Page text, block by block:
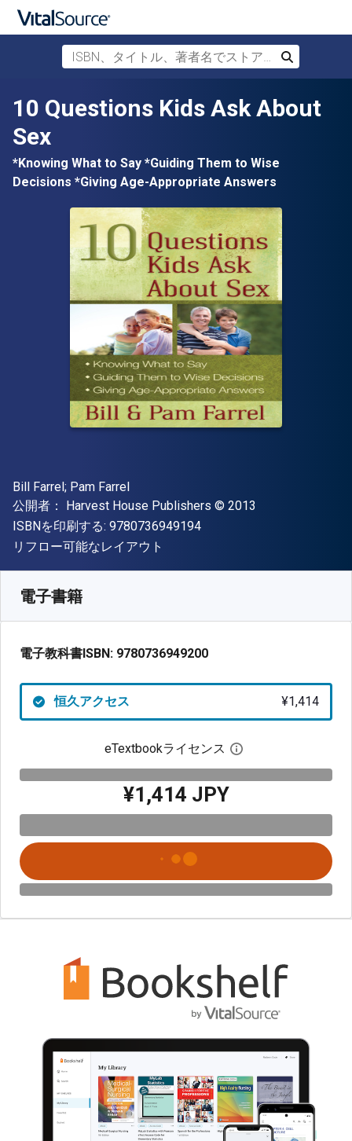
メインコンテンツへスキップ
ISBN、タイトル、著者名でストアを検索
検索
10 Questions Kids Ask About
Sex
*Knowing What to Say *Guiding Them to Wise
Decisions *Giving Age-Appropriate Answers
著者
Bill Farrel; Pam Farrel
出版社
公開者： Harvest House Publishers 著作権
© 2013
ISBNを印刷する: 9780736949194"ISBN-13 9780736949194"
形式
リフロー可能なレイアウト
電子書籍
電子教科書ISBN: 9780736949200
恒久アクセス ¥1,414
eTextbookライセンス デジタルライセン
¥1,414 JPY